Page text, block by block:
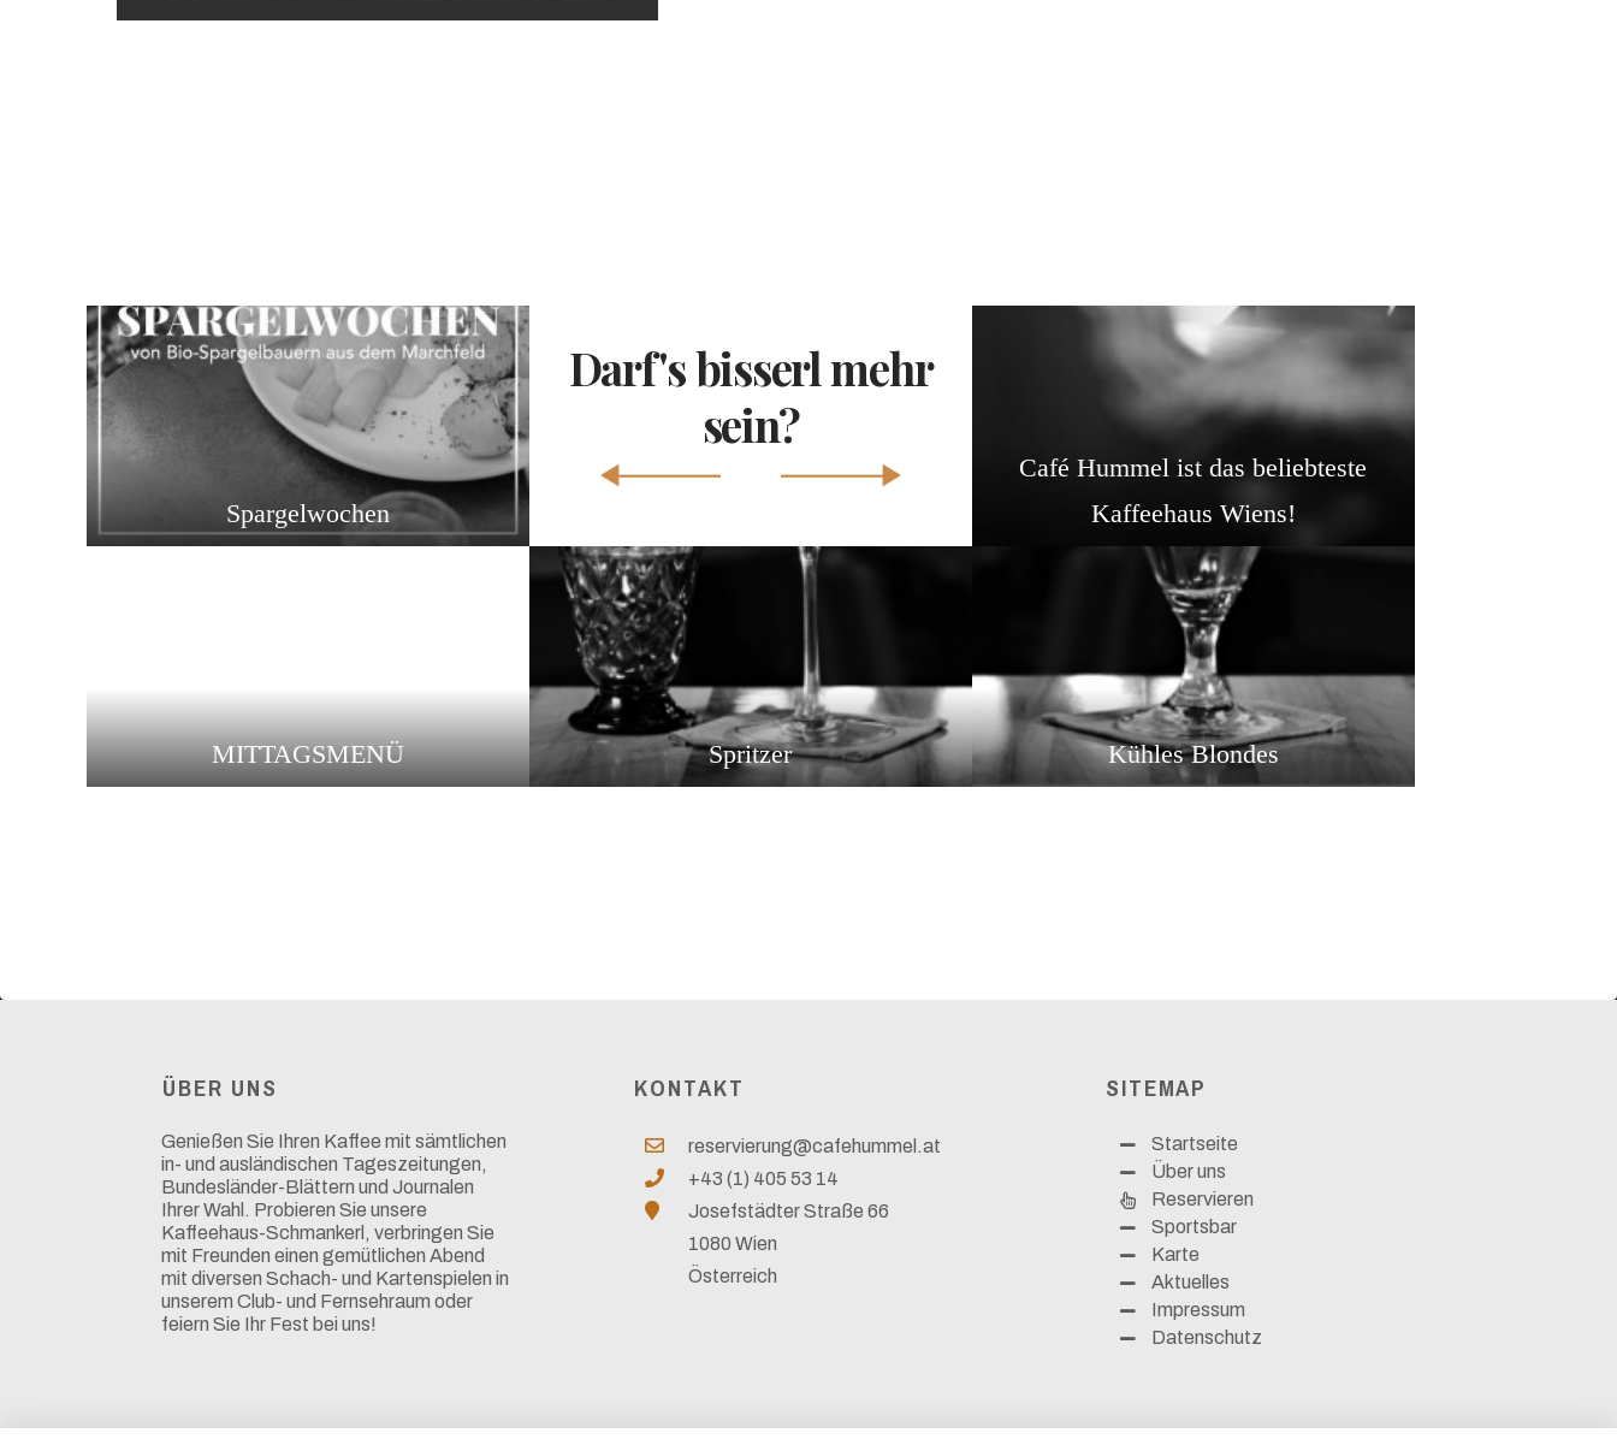
Spargelwochen
Darf's bisserl mehr
sein?
Café Hummel ist das beliebteste
Kaffeehaus Wiens!
MITTAGSMENÜ Spritzer Kühles Blondes
ÜBER UNS
Genießen Sie Ihren Kaffee mit sämtlichen
in- und ausländischen Tageszeitungen,
Bundesländer-Blättern und Journalen
Ihrer Wahl. Probieren Sie unsere
Kaffeehaus-Schmankerl, verbringen Sie
mit Freunden einen gemütlichen Abend
mit diversen Schach- und Kartenspielen in
unserem Club- und Fernsehraum oder
feiern Sie Ihr Fest bei uns!
KONTAKT
reservierung@cafehummel.at
+43 (1) 405 53 14
Josefstädter Straße 66
1080 Wien
Österreich
SITEMAP
Startseite
Über uns
Reservieren
Sportsbar
Karte
Aktuelles
Impressum
Datenschutz